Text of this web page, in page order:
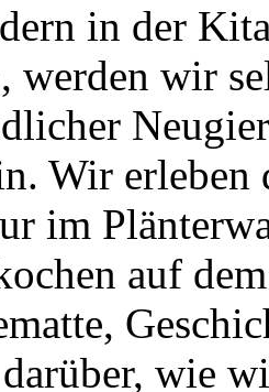
in der
werden wir
Wir erleben
im
auf
wie